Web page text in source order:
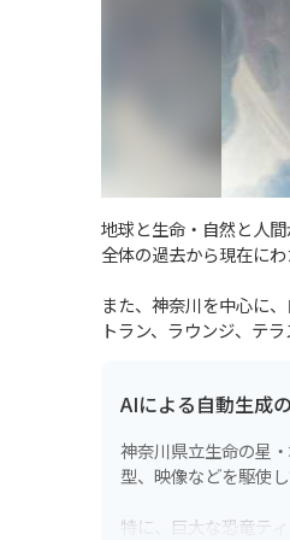
地球と生命・自然と人
全体の過去から現在にわ
また、神奈川を中心に
トラン、ラウンジ、テ
AIによる自動生成
神奈川県立生命の星
型、映像などを駆使
特に、巨大な恐竜テ